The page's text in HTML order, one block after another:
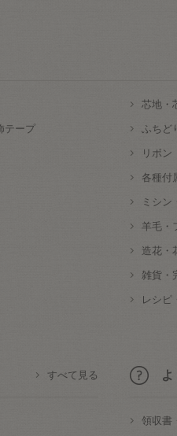
芯地・
テープ ふちど
リボン
各種付
ミシン
羊毛・
造花・
雑貨・
レシピ
すべて見る
領収書